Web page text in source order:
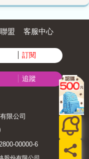
你了解你和金錢的
影響你的決定，進
新塑造這份關係，
你效力。書中也提到
15個心理層次」。
在這個框架中找到屬
，了解自己接下來
個框架的價值，不在
嚮往的頂層，而在於
每向上一步，都能為
對待方式，但小說
在所謂的男性凝
現出更為複雜多面的
中女人所受到的控
（如有權有勢的乾
錢性質（如妓院），
（如男性角色對女人
這幾種男性對女性的
說中有耐人尋味的
愛的關係更為微
竟什麼才是真正的
看到
最強的」》時，我
。書封一角，一隻暴
面而來；畫面中的
，都有著同樣銳利的
讓人一時分辨不出
說的「最強的」，究
，還是鱷魚？
若將書本放在鏡子
影中看見一張完整
感的就是「我可能
開始特別留意自己
她重複在抱怨同樣的
的，就是你最難放下
。看到她的不快樂與
影響，我深深體會
如何一步步奪走人
本以為
》會是比約恩留給
一本書。沒想到，去
盟 客服中心
訂閱
追蹤
限公司
00000-6